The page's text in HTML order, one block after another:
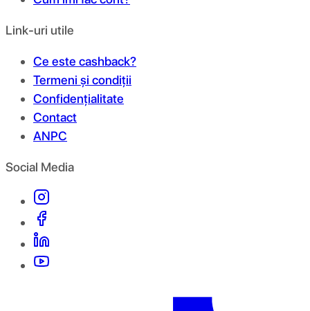
Link-uri utile
Ce este cashback?
Termeni și condiții
Confidențialitate
Contact
ANPC
Social Media